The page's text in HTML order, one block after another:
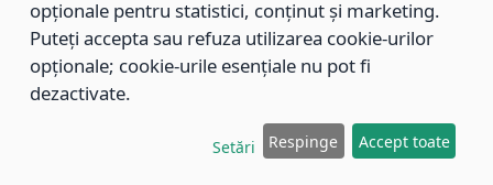
sociale furnizate în cadrul Direcției de Asistență Socială
Brașov, pentru anul 2024.
Modificarea Anexei la H.C.L. nr. 91 din 09.02.2018,
opționale pentru statistici, conținut și marketing.
Puteți accepta sau refuza utilizarea cookie-urilor
opționale; cookie-urile esențiale nu pot fi
dezactivate.
Setări Respinge Accept toate